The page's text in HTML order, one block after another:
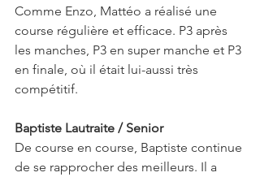
Comme Enzo, Mattéo a réalisé une
course régulière et efficace. P3 après
les manches, P3 en super manche et P3
en finale, où il était lui-aussi très
compétitif.
Baptiste Lautraite / Senior
De course en course, Baptiste continue
de se rapprocher des meilleurs. Il a